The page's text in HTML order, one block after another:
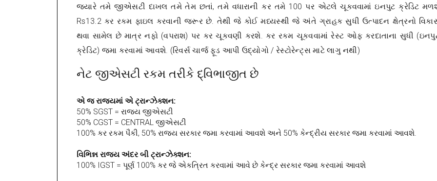
જ્યારે તમે જીએસટી દાખલ તમે તેમ છતાં, તમે વધારાની કર તમે 100 પર એટલે ચૂકવવામાં ઇનપુટ ક્રેડિટ
Rs13.2 કર રકમ ફાઇલ કરવાની જરૂર છે. તેથી જે કોઈ મધ્યસ્થી જે અંતે ગ્રાહક સુધી ઉત્પાદન ક્ષેત્રનો
થવા સામેલ છે માત્ર નફો (વપરાશ) પર કર ચૂકવણી કરશે. કર રકમ ચૂકવવામાં રેસ્ટ ઓફ કરદાતાના સુધી
ક્રેડિટ) જમા કરવામાં આવશે. (રિવર્સ ચાર્જ ફૂડ આપી ઉદ્યોગો / રેસ્ટોરેન્ટ્સ માટે લાગુ નથી)
નેટ જીએસટી રકમ તરીકે દ્વિભાજીત છે
એ જ રાજ્યમાં એ ટ્રાન્ઝેક્શન:
50% SGST = રાજ્ય જીએસટી
50% CGST = CENTRAL જીએસટી
100% કર રકમ પૈકી, 50% રાજ્ય સરકાર જમા કરવામાં આવશે અને 50% કેન્દ્રીય સરકાર જમા કરવામાં આવશે.
વિભિન્ન રાજ્ય અંદર બી ટ્રાન્ઝેક્શન:
100% IGST = પૂર્ણ 100% કર જે એકત્રિત કરવામાં આવે છે કેન્દ્ર સરકાર જમા કરવામાં આવશે